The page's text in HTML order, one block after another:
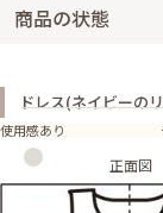
商品の状態
ドレス(ネイビーの
使用感あり
正面図